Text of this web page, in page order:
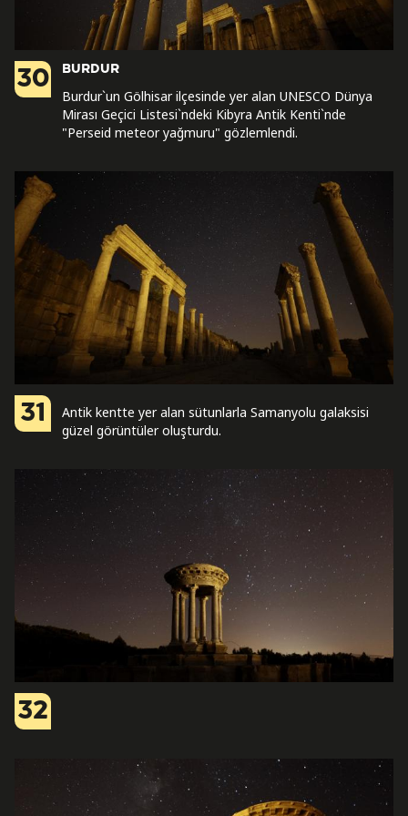
30 BURDUR
Burdur`un Gölhisar ilçesinde yer alan UNESCO Dünya
Mirası Geçici Listesi`ndeki Kibyra Antik Kenti`nde
"Perseid meteor yağmuru" gözlemlendi.
31
Antik kentte yer alan sütunlarla Samanyolu galaksisi
güzel görüntüler oluşturdu.
32